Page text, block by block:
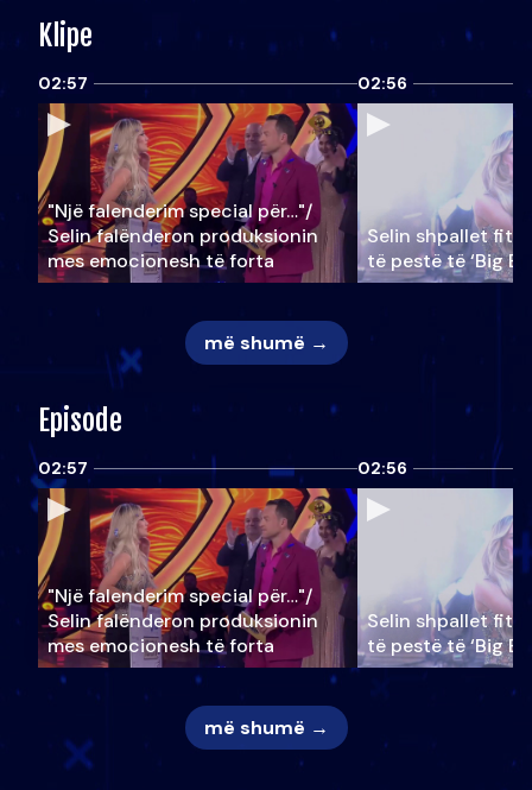
Klipe
02:57
"Një falenderim special për…"/
Selin falënderon produksionin
mes emocionesh të forta
02:56
Selin shpallet
të pestë të ‘Big
më shumë →
Episode
02:57
"Një falenderim special për…"/
Selin falënderon produksionin
mes emocionesh të forta
02:56
Selin shpallet
të pestë të ‘Big
më shumë →